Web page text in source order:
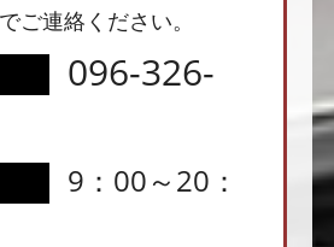
ご連絡ください。
096-326-
9：00～20：